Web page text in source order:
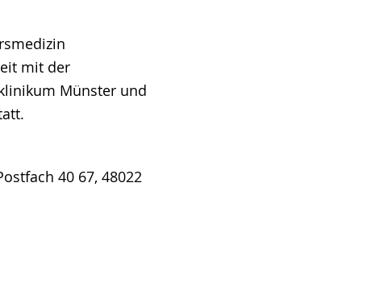
mit der
Münster und
40 67, 48022